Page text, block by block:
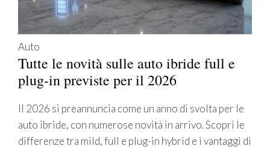
Auto
Tutte le novità sulle auto ibride full e
plug-in previste per il 2026
Il 2026 si preannuncia come un anno di svolta per le
auto ibride, con numerose novità in arrivo. Scopri le
differenze tra mild, full e plug-in hybrid e i vantaggi di